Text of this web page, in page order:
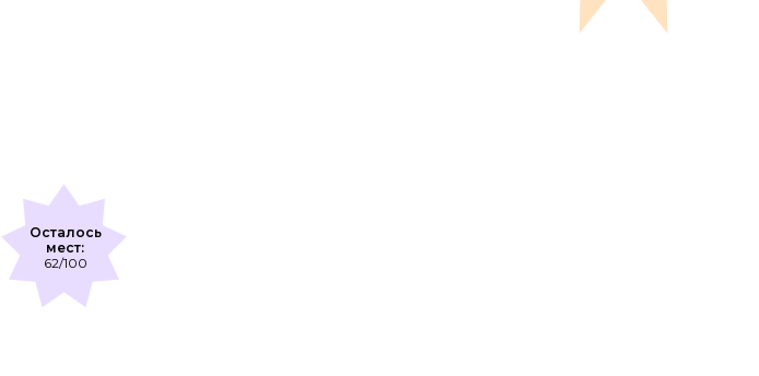
Осталось
мест:
62/100